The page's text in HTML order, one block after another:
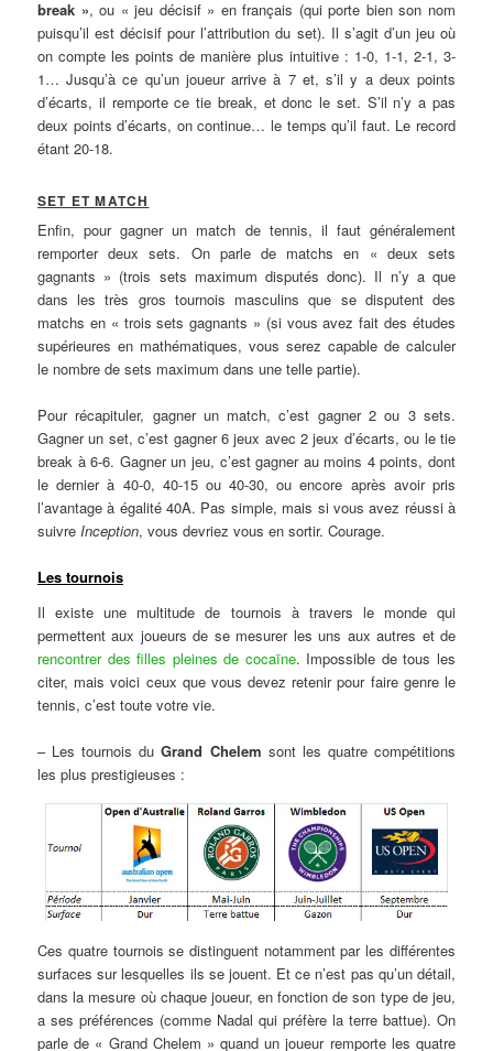
break », ou « jeu décisif » en français (qui porte bien son nom
puisqu’il est décisif pour l’attribution du set). Il s’agit d’un jeu où
on compte les points de manière plus intuitive : 1-0, 1-1, 2-1, 3-
1… Jusqu’à ce qu’un joueur arrive à 7 et, s’il y a deux points
d’écarts, il remporte ce tie break, et donc le set. S’il n’y a pas
deux points d’écarts, on continue… le temps qu’il faut. Le record
étant 20-18.
SET ET MATCH
Enfin, pour gagner un match de tennis, il faut généralement
remporter deux sets. On parle de matchs en « deux sets
gagnants » (trois sets maximum disputés donc). Il n’y a que
dans les très gros tournois masculins que se disputent des
matchs en « trois sets gagnants » (si vous avez fait des études
supérieures en mathématiques, vous serez capable de calculer
le nombre de sets maximum dans une telle partie).
Pour récapituler, gagner un match, c’est gagner 2 ou 3 sets.
Gagner un set, c’est gagner 6 jeux avec 2 jeux d’écarts, ou le tie
break à 6-6. Gagner un jeu, c’est gagner au moins 4 points, dont
le dernier à 40-0, 40-15 ou 40-30, ou encore après avoir pris
l’avantage à égalité 40A. Pas simple, mais si vous avez réussi à
suivreInception, vous devriez vous en sortir. Courage.
Les tournois
Il existe une multitude de tournois à travers le monde qui
permettent aux joueurs de se mesurer les uns aux autres et de
rencontrer des filles pleines de cocaïne. Impossible de tous les
citer, mais voici ceux que vous devez retenir pour faire genre le
tennis, c’est toute votre vie.
– Les tournois duGrand Chelem sont les quatre compétitions
les plus prestigieuses :
Ces quatre tournois se distinguent notamment par les différentes
surfaces sur lesquelles ils se jouent. Et ce n’est pas qu’un détail,
dans la mesure où chaque joueur, en fonction de son type de jeu,
a ses préférences (comme Nadal qui préfère la terre battue). On
parle de « Grand Chelem » quand un joueur remporte les quatre